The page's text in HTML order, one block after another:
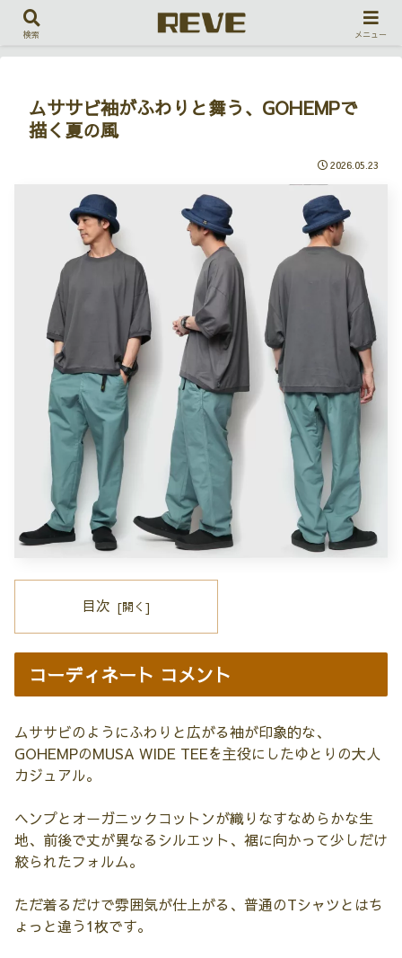
ホーム コーディネート
ムササビ袖がふわりと舞う、GOHEMPで
描く夏の風
2026.05.23
目次
コーディネート コメント
ムササビのようにふわりと広がる袖が印象的な、
GOHEMPのMUSA WIDE TEEを主役にしたゆとりの大人
カジュアル。
ヘンプとオーガニックコットンが織りなすなめらかな生
地、前後で丈が異なるシルエット、裾に向かって少しだけ
絞られたフォルム。
ただ着るだけで雰囲気が仕上がる、普通のTシャツとはち
ょっと違う1枚です。
検索 メニュー